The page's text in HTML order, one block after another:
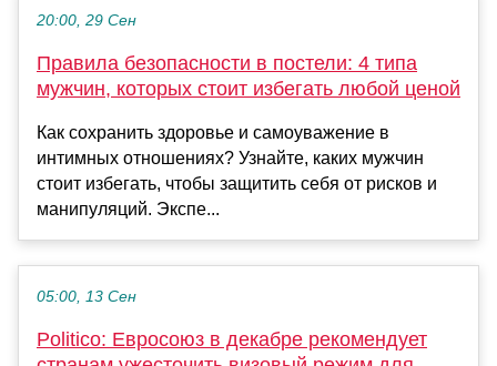
20:00, 29 Сен
Правила безопасности в постели: 4 типа
мужчин, которых стоит избегать любой ценой
Как сохранить здоровье и самоуважение в
интимных отношениях? Узнайте, каких мужчин
стоит избегать, чтобы защитить себя от рисков и
манипуляций. Экспе...
05:00, 13 Сен
Politico: Евросоюз в декабре рекомендует